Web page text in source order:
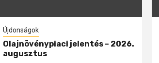
Újdonságok
Olajnövénypiaci jelentés – 2026.
augusztus